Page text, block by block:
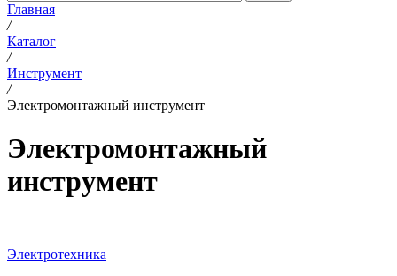
Главная
/
Каталог
/
Инструмент
/
Электромонтажный инструмент
Электромонтажный
инструмент
Электротехника